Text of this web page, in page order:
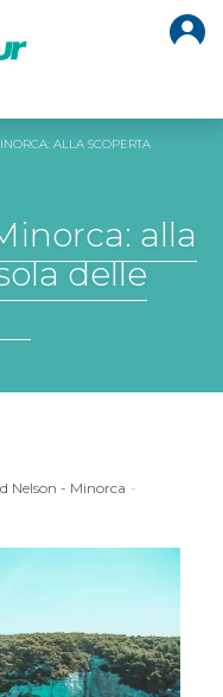
ALLA SCOPERTA
alla
delle
Nelson - Minorca -